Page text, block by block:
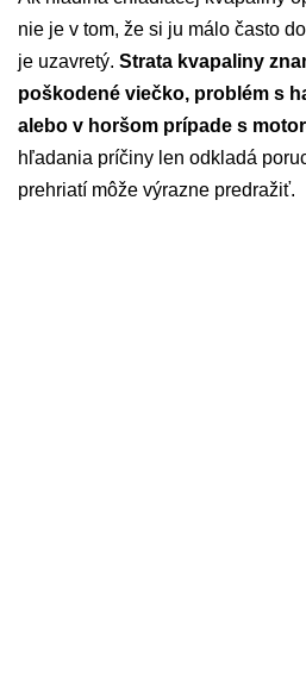
nie je v tom, že si ju málo často
je uzavretý. Strata kvapaliny
poškodené viečko, problém s
alebo v horšom prípade s
hľadania príčiny len odkladá
prehriatí môže výrazne predražiť.